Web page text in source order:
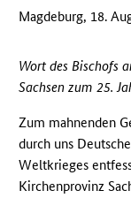
Magdeburg, 18.
Wort des Bischofs
Sachsen zum 25.
Zum mahnenden
durch uns
Weltkrieges
Kirchenprovinz